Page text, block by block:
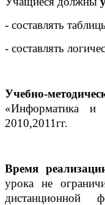
- составлять
- составлять
Учебно-
«Информатика
2010,2011гг.
Время
урока не